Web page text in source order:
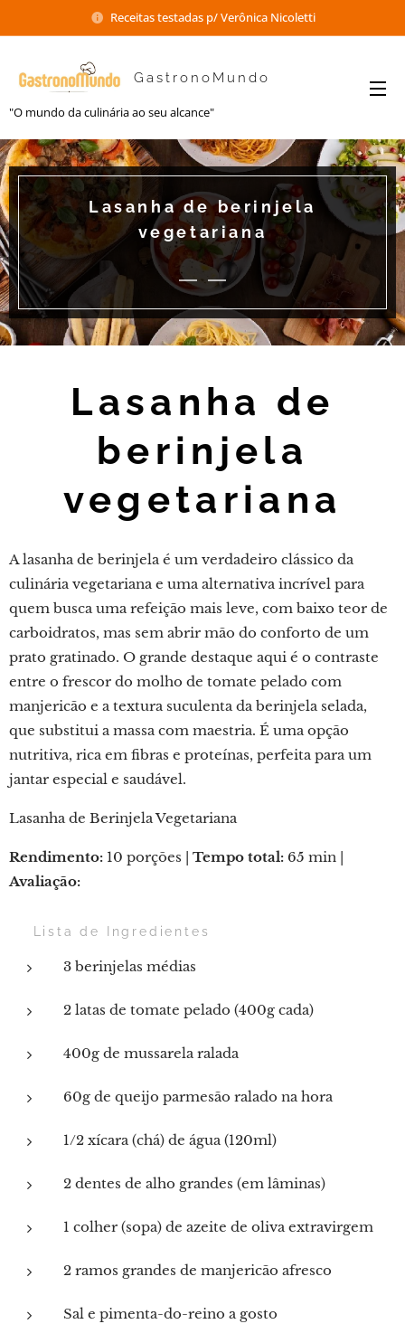
Receitas testadas p/ Verônica Nicoletti
GastronoMundo
"O mundo da culinária ao seu alcance"
Lasanha de berinjela
vegetariana
Lasanha de
berinjela
vegetariana
A lasanha de berinjela é um verdadeiro clássico da
culinária vegetariana e uma alternativa incrível para
quem busca uma refeição mais leve, com baixo teor de
carboidratos, mas sem abrir mão do conforto de um
prato gratinado. O grande destaque aqui é o contraste
entre o frescor do molho de tomate pelado com
manjericão e a textura suculenta da berinjela selada,
que substitui a massa com maestria. É uma opção
nutritiva, rica em fibras e proteínas, perfeita para um
jantar especial e saudável.
Lasanha de Berinjela Vegetariana
Rendimento: 10 porções | Tempo total: 65 min |
Avaliação:
🛒 Lista de Ingredientes
3 berinjelas médias
2 latas de tomate pelado (400g cada)
400g de mussarela ralada
60g de queijo parmesão ralado na hora
1/2 xícara (chá) de água (120ml)
2 dentes de alho grandes (em lâminas)
1 colher (sopa) de azeite de oliva extravirgem
2 ramos grandes de manjericão afresco
Sal e pimenta-do-reino a gosto